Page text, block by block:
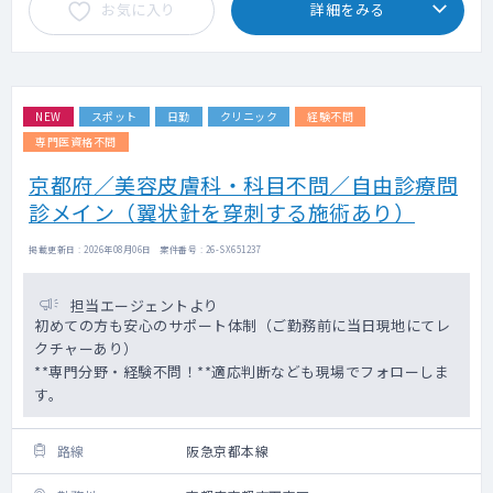
お気に入り 詳細をみる
NEW スポット 日勤 クリニック
経験不問
専門医資格不問
京都府／美容皮膚科・科目不問／自由診療問
診メイン（翼状針を穿刺する施術あり）
掲載更新日 : 2026年08月06日 案件番号 : 26-SX651237
担当エージェントより
初めての方も安心のサポート体制（ご勤務前に当日現地にてレ
クチャーあり）
**専門分野・経験不問！**適応判断なども現場でフォローしま
す。
路線 阪急京都本線